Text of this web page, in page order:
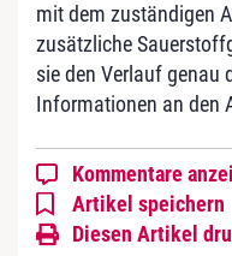
mit dem zuständigen
zusätzliche
sie den Verlauf genau
Informationen an den
Kommentare
Artikel speichern
Diesen Artikel